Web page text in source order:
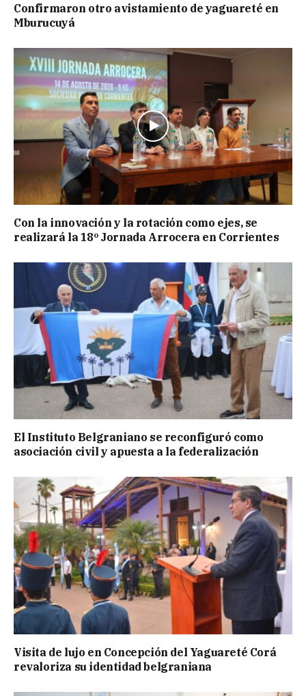
Confirmaron otro avistamiento de yaguareté en
Mburucuyá
Con la innovación y la rotación como ejes, se
realizará la 18º Jornada Arrocera en Corrientes
El Instituto Belgraniano se reconfiguró como
asociación civil y apuesta a la federalización
Visita de lujo en Concepción del Yaguareté Corá
revaloriza su identidad belgraniana